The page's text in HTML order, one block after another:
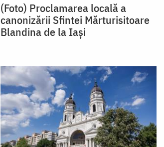
(Foto) Proclamarea locală a
canonizării Sfintei Mărturisitoare
Blandina de la Iași